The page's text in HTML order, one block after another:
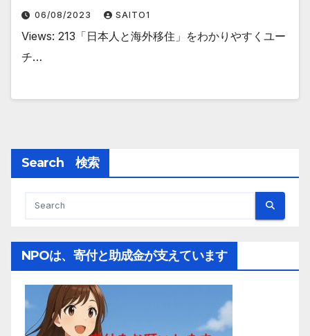
06/08/2023 SAITO1
Views: 213「日本人と海外移住」をわかりやすくユー
チ…
Search 検索
NPOは、寄付と助成金が支えています